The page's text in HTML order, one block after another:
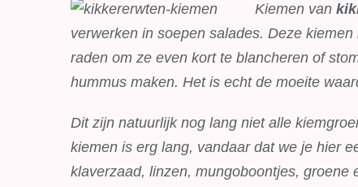
Kiemen van
verwerken in soepen salades. Deze
raden om ze even kort te blancheren of
hummus maken. Het is echt de moeite
Dit zijn natuurlijk nog lang niet alle
kiemen is erg lang, vandaar dat we je hier
klaverzaad, linzen, mungoboontjes,